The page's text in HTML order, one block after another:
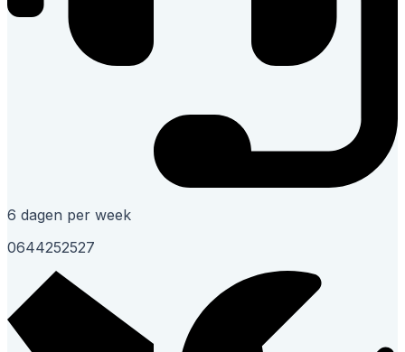
6 dagen per week
0644252527